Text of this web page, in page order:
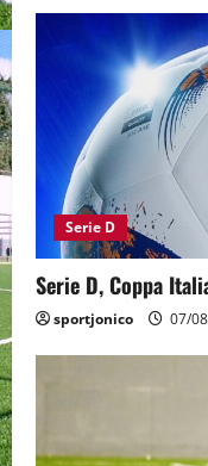
Serie D
Serie D, Coppa
sportjonico 07/